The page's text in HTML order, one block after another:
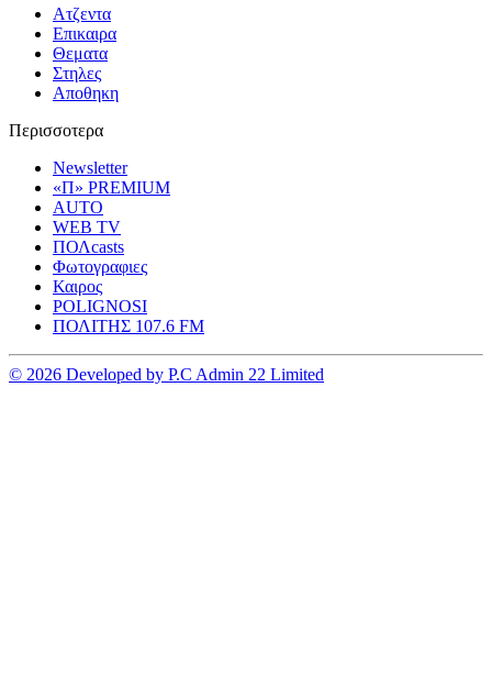
Ατζεντα
Επικαιρα
Θεματα
Στηλες
Αποθηκη
Περισσοτερα
Newsletter
«Π» PREMIUM
AUTO
WEB TV
ΠΟΛcasts
Φωτογραφιες
Καιρος
POLIGNOSI
ΠΟΛΙΤΗΣ 107.6 FM
© 2026 Developed by P.C Admin 22 Limited